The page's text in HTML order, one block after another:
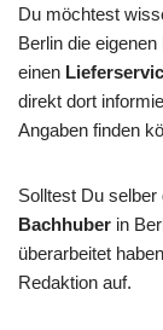
Du möchtest
Berlin die
einen
direkt dort
Angaben finden
Solltest Du
Bachhuber in
überarbeitet
Redaktion auf.